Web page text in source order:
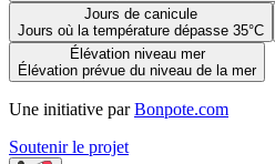
Jours de canicule
Jours où la température dépasse 35°C
Élévation niveau mer
Élévation prévue du niveau de la mer
Une initiative par Bonpote.com
Soutenir le projet